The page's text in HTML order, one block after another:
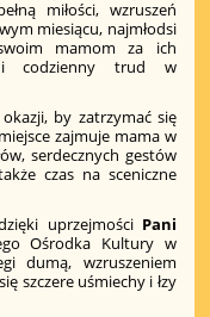
miłości, wzruszeń
miesiącu, najmłodsi
mamom za ich
i codzienny trud w
by zatrzymać się
zajmuje mama w
serdecznych gestów
czas na sceniczne
uprzejmości Pani
Ośrodka Kultury w
dumą, wzruszeniem
szczere uśmiechy i łzy